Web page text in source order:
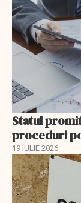
Statul
proceduri
19 IULIE 2026